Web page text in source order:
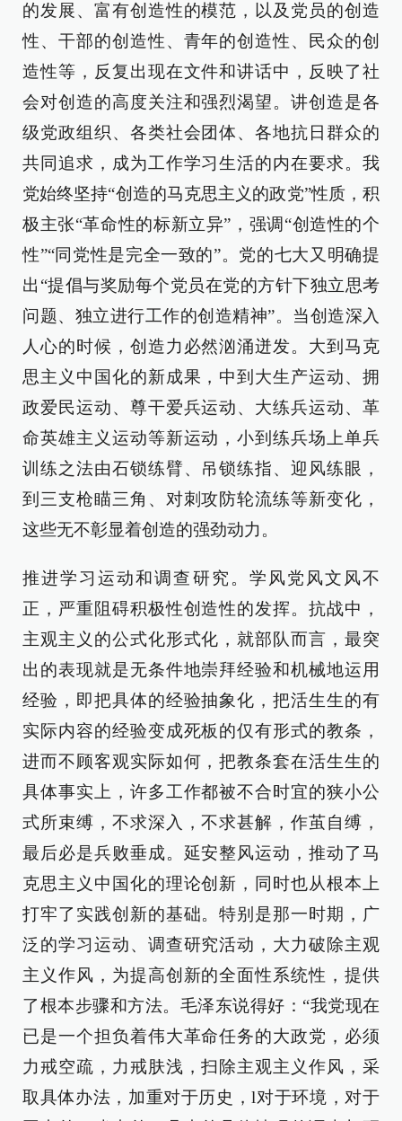
的发展、富有创造性的模范，以及党员的创造
性、干部的创造性、青年的创造性、民众的创
造性等，反复出现在文件和讲话中，反映了社
会对创造的高度关注和强烈渴望。讲创造是各
级党政组织、各类社会团体、各地抗日群众的
共同追求，成为工作学习生活的内在要求。我
党始终坚持“创造的马克思主义的政党”性质，积
极主张“革命性的标新立异”，强调“创造性的个
性”“同党性是完全一致的”。党的七大又明确提
出“提倡与奖励每个党员在党的方针下独立思考
问题、独立进行工作的创造精神”。当创造深入
人心的时候，创造力必然汹涌迸发。大到马克
思主义中国化的新成果，中到大生产运动、拥
政爱民运动、尊干爱兵运动、大练兵运动、革
命英雄主义运动等新运动，小到练兵场上单兵
训练之法由石锁练臂、吊锁练指、迎风练眼，
到三支枪瞄三角、对刺攻防轮流练等新变化，
这些无不彰显着创造的强劲动力。
推进学习运动和调查研究。学风党风文风不
正，严重阻碍积极性创造性的发挥。抗战中，
主观主义的公式化形式化，就部队而言，最突
出的表现就是无条件地崇拜经验和机械地运用
经验，即把具体的经验抽象化，把活生生的有
实际内容的经验变成死板的仅有形式的教条，
进而不顾客观实际如何，把教条套在活生生的
具体事实上，许多工作都被不合时宜的狭小公
式所束缚，不求深入，不求甚解，作茧自缚，
最后必是兵败垂成。延安整风运动，推动了马
克思主义中国化的理论创新，同时也从根本上
打牢了实践创新的基础。特别是那一时期，广
泛的学习运动、调查研究活动，大力破除主观
主义作风，为提高创新的全面性系统性，提供
了根本步骤和方法。毛泽东说得好：“我党现在
已是一个担负着伟大革命任务的大政党，必须
力戒空疏，力戒肤浅，扫除主观主义作风，采
取具体办法，加重对于历史，l对于环境，对于